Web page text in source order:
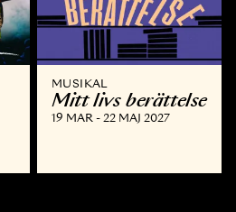
MUSIKAL
Mitt livs berättelse
19 MAR - 22 MAJ 2027